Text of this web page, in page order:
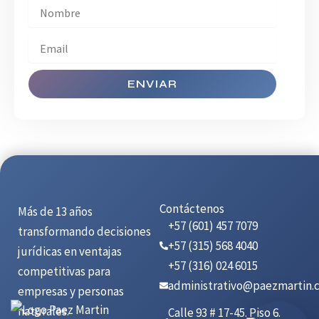
ENVIAR
Más de 13 años
transformando decisiones
jurídicas en ventajas
competitivas para
empresas y personas
naturales.
Contáctenos
+57 (601) 457 7079
+57 (315) 568 4040
+57 (316) 024 6015
Calle 93 # 17-45. Piso 6.